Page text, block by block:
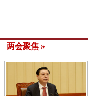
两会聚焦 »